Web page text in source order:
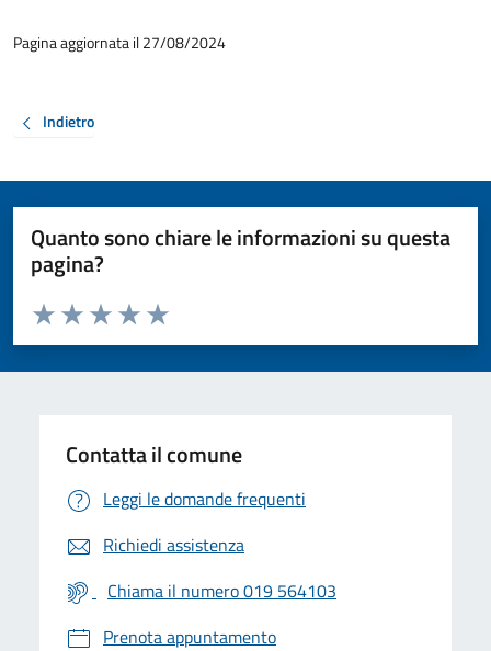
Pagina aggiornata il 27/08/2024
Indietro
Quanto sono chiare le informazioni su questa
pagina?
Valuta da 1 a 5 stelle la pagina
Valuta 5 stelle su 5
Valuta 4 stelle su 5
Valuta 3 stelle su 5
Valuta 2 stelle su 5
Valuta 1 stelle su 5
Contatta il comune
Leggi le domande frequenti
Richiedi assistenza
Chiama il numero 019 564103
Prenota appuntamento